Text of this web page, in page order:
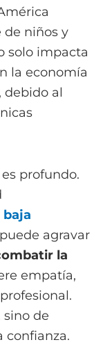
de niños y
solo impacta
la economía
debido al
profundo.
baja
agravar
la
empatía,
sino de
confianza.